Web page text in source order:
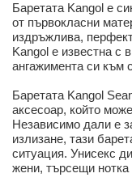
Баретата Kangol е
от първокласни
издръжлива,
Kangol е известна с
ангажимента си към
Баретата Kangol
аксесоар, който
Независимо дали е
излизане, тази
ситуация. Унисекс
жени, търсещи нотка